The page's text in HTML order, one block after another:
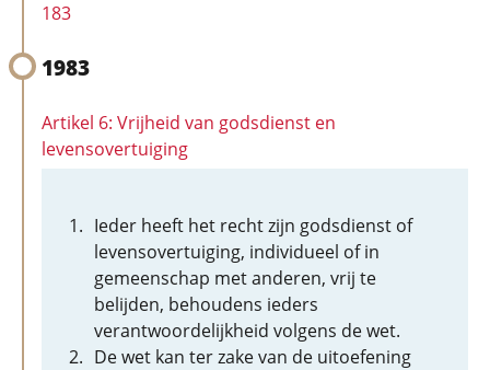
183
1983
Artikel 6: Vrijheid van godsdienst en
levensovertuiging
Ieder heeft het recht zijn godsdienst of
levensovertuiging, individueel of in
gemeenschap met anderen, vrij te
belijden, behoudens ieders
verantwoordelijkheid volgens de wet.
De wet kan ter zake van de uitoefening